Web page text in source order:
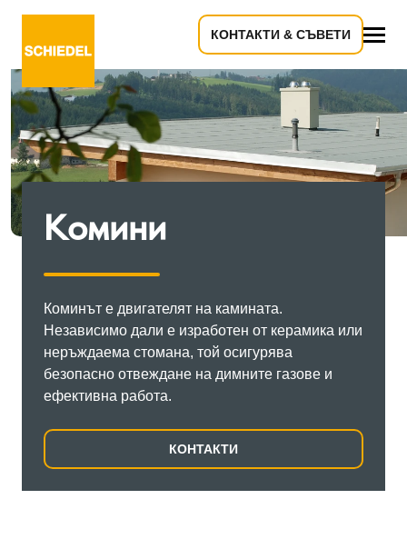
КОНТАКТИ & СЪВЕТИ
Kомини
Коминът е двигателят на камината.
Независимо дали е изработен от керамика или
неръждаема стомана, той осигурява
безопасно отвеждане на димните газове и
ефективна работа.
КОНТАКТИ